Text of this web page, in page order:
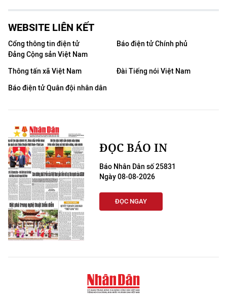
WEBSITE LIÊN KẾT
Cổng thông tin điện tử
Đảng Cộng sản Việt Nam
Báo điện tử Chính phủ
Thông tấn xã Việt Nam
Đài Tiếng nói Việt Nam
Báo điện tử Quân đội nhân dân
ĐỌC BÁO IN
Báo Nhân Dân số 25831
Ngày 08-08-2026
ĐỌC NGAY